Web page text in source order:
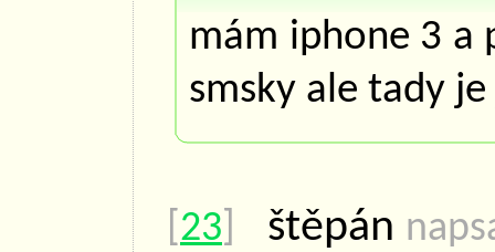
mám iphone 3 a
smsky ale tady
23 štěpán